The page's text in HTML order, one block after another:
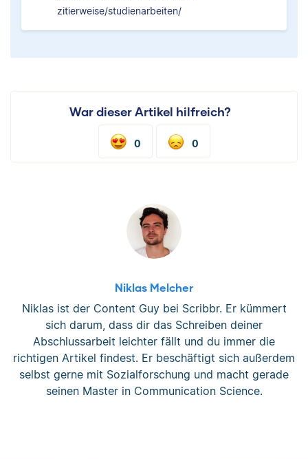
zitierweise/studienarbeiten/
War dieser Artikel hilfreich?
0 0
Niklas Melcher
Niklas ist der Content Guy bei Scribbr. Er kümmert
sich darum, dass dir das Schreiben deiner
Abschlussarbeit leichter fällt und du immer die
richtigen Artikel findest. Er beschäftigt sich außerdem
selbst gerne mit Sozialforschung und macht gerade
seinen Master in Communication Science.